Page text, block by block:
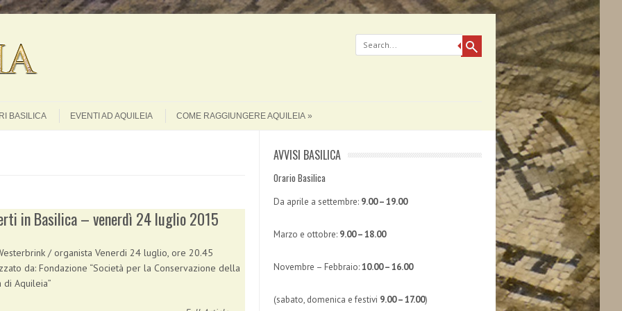
BASILICA EVENTI AD AQUILEIA COME RAGGIUNGERE AQUILEIA
in Basilica – venerdì 24 luglio 2015
/ organista Venerdi 24 luglio, ore 20.45
da: Fondazione “Società per la Conservazione della
di Aquileia”
AVVISI BASILICA
Orario Basilica
Da aprile a settembre: 9.00 – 19.00
Marzo e ottobre: 9.00 – 18.00
Novembre – Febbraio:10.00 – 16.00
(sabato, domenica e festivi 9.00 – 17.00)